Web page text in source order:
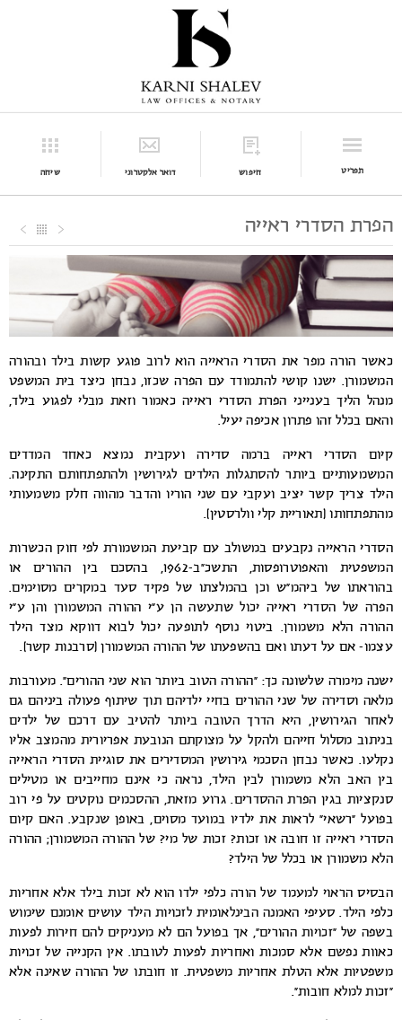
שיחה דואר אלקטרוני חיפוש תפריט
הפרת הסדרי ראייה
כאשר הורה מפר את הסדרי הראייה הוא לרוב פוגע קשות בילד ובהורה
המשמורן. ישנו קושי להתמודד עם הפרה שכזו, נבחן כיצד בית המשפט
מנהל הליך בענייני הפרת הסדרי ראייה כאמור וזאת מבלי לפגוע בילד,
והאם בכלל זהו פתרון אכיפה יעיל.
קיום הסדרי ראייה ברמה סדירה ועקבית נמצא כאחד המדדים
המשמעותיים ביותר להסתגלות הילדים לגירושין ולהתפתחותם התקינה.
הילד צריך קשר יציב ועקבי עם שני הוריו והדבר מהווה חלק משמעותי
מהתפתחותו (תאוריית קלי וולרסטין).
הסדרי הראייה נקבעים במשולב עם קביעת המשמורת לפי חוק הכשרות
המשפטית והאפוטרופסות, התשכ”ב-1962, בהסכם בין ההורים או
בהוראתו של ביהמ”ש וכן בהמלצתו של פקיד סעד במקרים מסוימים.
הפרה של הסדרי ראייה יכול שתעשה הן ע”י ההורה המשמורן והן ע”י
ההורה הלא משמורן. ביטוי נוסף לתופעה יכול לבוא דווקא מצד הילד
עצמו- אם על דעתו ואם בהשפעתו של ההורה המשמורן (סרבנות קשר).
ישנה מימרה שלשונה כך: “ההורה הטוב ביותר הוא שני ההורים”. מעורבות
מלאה וסדירה של שני ההורים בחיי ילדיהם תוך שיתוף פעולה ביניהם גם
לאחר הגירושין, היא הדרך הטובה ביותר להטיב עם דרכם של ילדים
בניתוב מסלול חייהם ולהקל על מצוקתם הנובעת אפריורית מהמצב אליו
נקלעו. כאשר נבחן הסכמי גירושין המסדירים את סוגיית הסדרי הראייה
בין האב הלא משמורן לבין הילד, נראה כי אינם מחייבים או מטילים
סנקציות בגין הפרת ההסדרים. גרוע מזאת, ההסכמים נוקטים על פי רוב
בפועל “רשאי” לראות את ילדיו במועד מסוים, באופן שנקבע. האם קיום
הסדרי ראייה זו חובה או זכות? זכות של מי? של ההורה המשמורן; ההורה
הלא משמורן או בכלל של הילד?
הבסיס הראוי למעמד של הורה כלפי ילדו הוא לא זכות בילד אלא אחריות
כלפי הילד. סעיפי האמנה הבינלאומית לזכויות הילד עושים אומנם שימוש
בשפה של “זכויות ההורים”, אך בפועל הם לא מעניקים להם חירות לפעות
כאוות נפשם אלא סמכות ואחריות לפעות לטובתו. אין הקנייה של זכויות
משפטיות אלא הטלת אחריות משפטית. זו חובתו של ההורה שאינה אלא
“זכות למלא חובות”.